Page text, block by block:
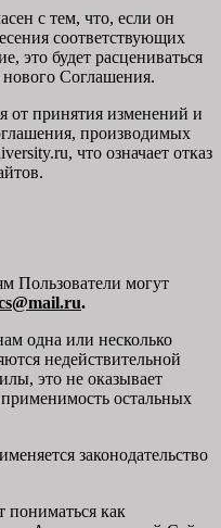
с тем, что, если он
соответствующих
это будет расцениваться
Соглашения.
от принятия изменений и
производимых
, что означает отказ
Пользователи могут
.
одна или несколько
недействительной
это не оказывает
остальных
законодательство
как